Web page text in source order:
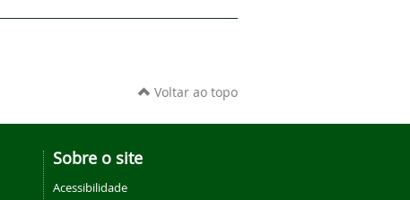
Voltar ao topo
Sobre o site
Acessibilidade